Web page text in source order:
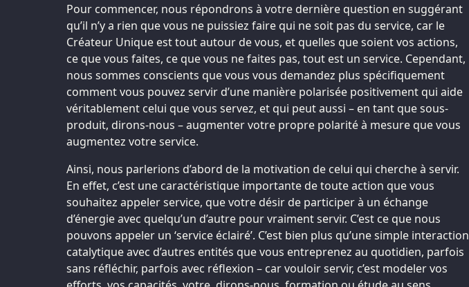
Pour commencer, nous répondrons à votre dernière question en suggérant
qu’il n’y a rien que vous ne puissiez faire qui ne soit pas du service, car le
Créateur Unique est tout autour de vous, et quelles que soient vos actions,
ce que vous faites, ce que vous ne faites pas, tout est un service. Cependant,
nous sommes conscients que vous vous demandez plus spécifiquement
comment vous pouvez servir d’une manière polarisée positivement qui aide
véritablement celui que vous servez, et qui peut aussi – en tant que sous-
produit, dirons-nous – augmenter votre propre polarité à mesure que vous
augmentez votre service.
Ainsi, nous parlerions d’abord de la motivation de celui qui cherche à servir.
En effet, c’est une caractéristique importante de toute action que vous
souhaitez appeler service, que votre désir de participer à un échange
d’énergie avec quelqu’un d’autre pour vraiment servir. C’est ce que nous
pouvons appeler un ‘service éclairé’. C’est bien plus qu’une simple interaction
catalytique avec d’autres entités que vous entreprenez au quotidien, parfois
sans réfléchir, parfois avec réflexion – car vouloir servir, c’est modeler vos